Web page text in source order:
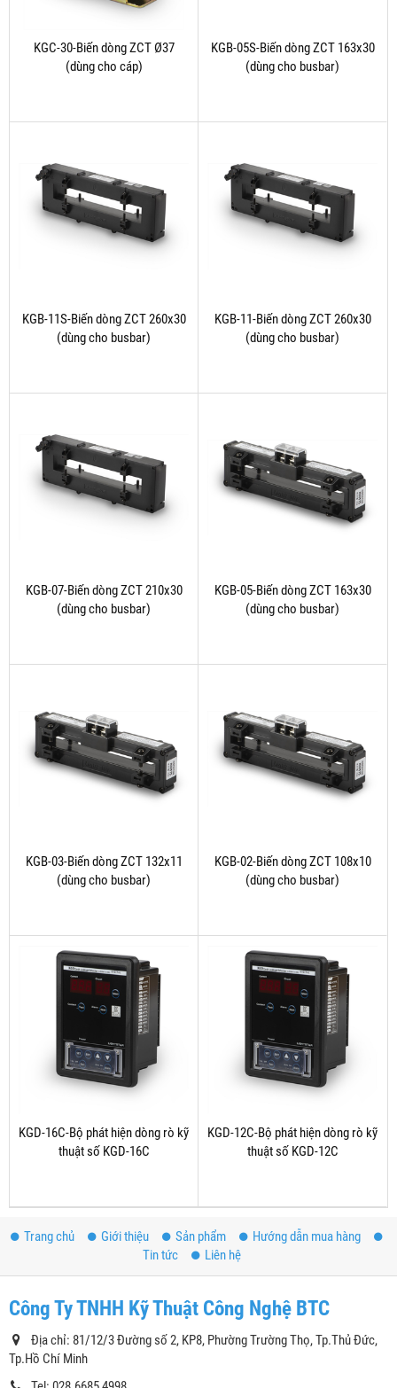
KGC-30-Biến dòng ZCT Ø37
(dùng cho cáp)
KGB-05S-Biến dòng ZCT 163x30
(dùng cho busbar)
KGB-11S-Biến dòng ZCT 260x30
(dùng cho busbar)
KGB-11-Biến dòng ZCT 260x30
(dùng cho busbar)
KGB-07-Biến dòng ZCT 210x30
(dùng cho busbar)
KGB-05-Biến dòng ZCT 163x30
(dùng cho busbar)
KGB-03-Biến dòng ZCT 132x11
(dùng cho busbar)
KGB-02-Biến dòng ZCT 108x10
(dùng cho busbar)
KGD-16C-Bộ phát hiện dòng rò kỹ
thuật số KGD-16C
KGD-12C-Bộ phát hiện dòng rò kỹ
thuật số KGD-12C
Trang chủ Giới thiệu Sản phẩm
Hướng dẫn mua hàng
Tin tức
Liên hệ
Công Ty TNHH Kỹ Thuật Công Nghệ BTC
Địa chỉ: 81/12/3 Đường số 2, KP8, Phường Trường Thọ, Tp.Thủ Đức,
Tp.Hồ Chí Minh